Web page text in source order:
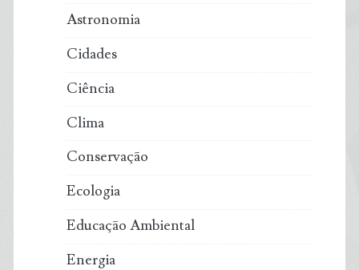
Astronomia
Cidades
Ciência
Clima
Conservação
Ecologia
Educação Ambiental
Energia